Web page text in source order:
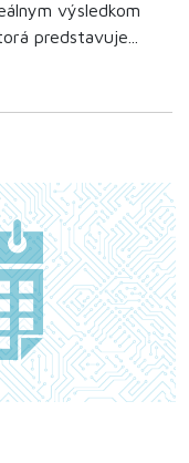
výsledkom
predstavuje...